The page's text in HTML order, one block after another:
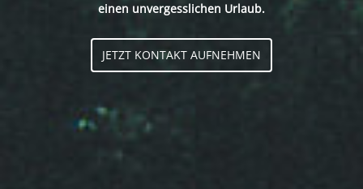
einen unvergesslichen Urlaub.
JETZT KONTAKT AUFNEHMEN